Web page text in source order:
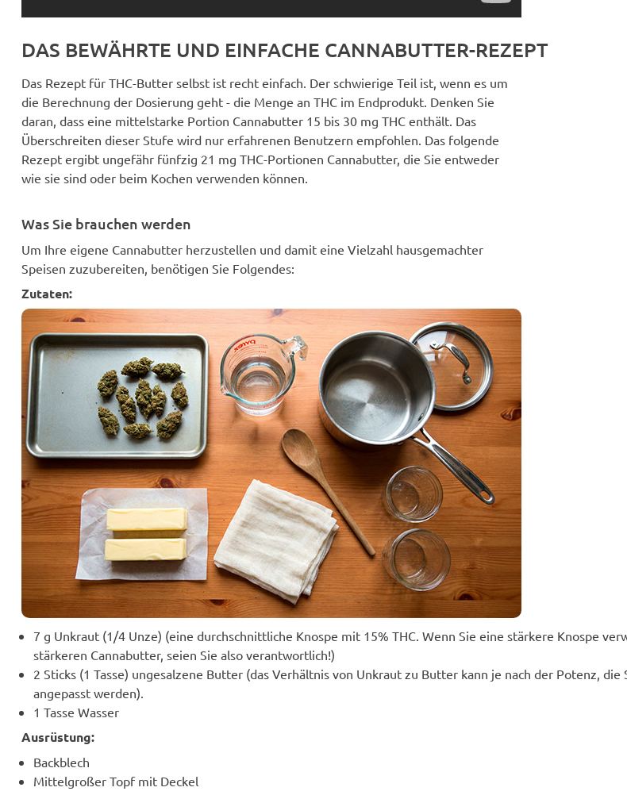
DAS BEWÄHRTE UND EINFACHE CANNABUTTER-REZEPT
Das Rezept für THC-Butter selbst ist recht einfach. Der schwierige Teil ist, wenn es um
die Berechnung der Dosierung geht - die Menge an THC im Endprodukt. Denken Sie
daran, dass eine mittelstarke Portion Cannabutter 15 bis 30 mg THC enthält. Das
Überschreiten dieser Stufe wird nur erfahrenen Benutzern empfohlen. Das folgende
Rezept ergibt ungefähr fünfzig 21 mg THC-Portionen Cannabutter, die Sie entweder
wie sie sind oder beim Kochen verwenden können.
Was Sie brauchen werden
Um Ihre eigene Cannabutter herzustellen und damit eine Vielzahl hausgemachter
Speisen zuzubereiten, benötigen Sie Folgendes:
Zutaten:
7 g Unkraut (1/4 Unze) (eine durchschnittliche Knospe mit 15% THC. Wenn Sie eine stärkere Knospe
stärkeren Cannabutter, seien Sie also verantwortlich!)
2 Sticks (1 Tasse) ungesalzene Butter (das Verhältnis von Unkraut zu Butter kann je nach der Potenz,
angepasst werden).
1 Tasse Wasser
Ausrüstung:
Backblech
Mittelgroßer Topf mit Deckel